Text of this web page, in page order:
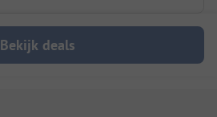
Bekijk deals